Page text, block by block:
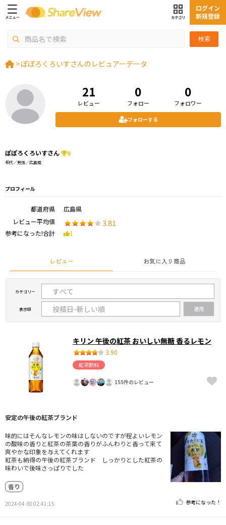
検索
ログイン
新規登録
>ぽぽろくろいすさんのレビュアーデータ
21
レビュー
0
フォロー
0
フォロワー
フォローする
ぽぽろくろいすさん 0
40代／男性／広島県
プロフィール
都道府県
広島県
レビュー平均値
3.81
参考になった!合計 1
レビュー お気に入り商品
カテゴリー
表示順
キリン 午後の紅茶 おいしい無糖 香るレモン
3.90
紅茶飲料
155件のレビュー
安定の午後の紅茶ブランド
味的にはそんなレモンの味はしないのですが程よいレモン
の酸味の香りと紅茶の茶葉の香りがふんわりと香って来て
爽やかな印象を与えてくれます
紅茶も納得の午後の紅茶ブランド しっかりとした紅茶の
味わいで後味さっぱりでした
香り
2024-04-30 02:41:15 参考になった！